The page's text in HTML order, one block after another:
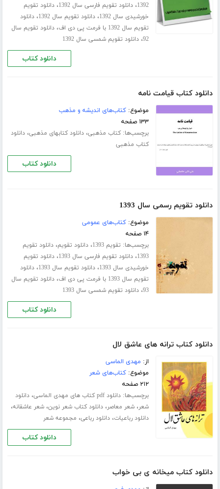
1392،دانلود تقویم فارسی سال 1392 ،دانلود تقویم
خورشیدی سال 1392
،دانلود تقویم سال 1392 ،دانلود
تقویم سال 1392 با فرمت پی دی اف
،دانلود تقویم سال
92،دانلود تقویم شمسی سال 1392
دانلود کتاب
دانلود کتاب قیامت نامه
موضوع:کتاب‌های اندیشه و مذهب
۱۳۳ صفحه
برچسب‌ها:کتاب مذهبی،دانلود کتابهای مذهبی،دانلود
کتاب مذهبی
دانلود کتاب
دانلود تقویم رسمی سال 1393
موضوع:کتاب‌های عمومی
۱۴ صفحه
برچسب‌ها: تقویم 1393 ،دانلود تقویم،دانلود تقویم
1393،دانلود تقویم فارسی سال 1393 ،دانلود تقویم
خورشیدی سال 1393
،دانلود تقویم سال 1393 ،دانلود
تقویم سال 1393 با فرمت پی دی اف
،دانلود تقویم سال
93،دانلود تقویم شمسی سال 1393
دانلود کتاب
دانلود کتاب ترانه های عاشق لال
از: مهدی الماسی
موضوع:کتاب‌های شعر
۲۱۲ صفحه
برچسب‌ها:دانلود pdf کتاب های مهدی الماسی ،دانلود
شعر،شعر معاصر،دانلود کتاب شعر نوین،شعر عاشقانه،
دانلود رباعیات،دانلود رباعی، مجموعه شعر
دانلود کتاب
دانلود کتاب میخانه ی بی خواب